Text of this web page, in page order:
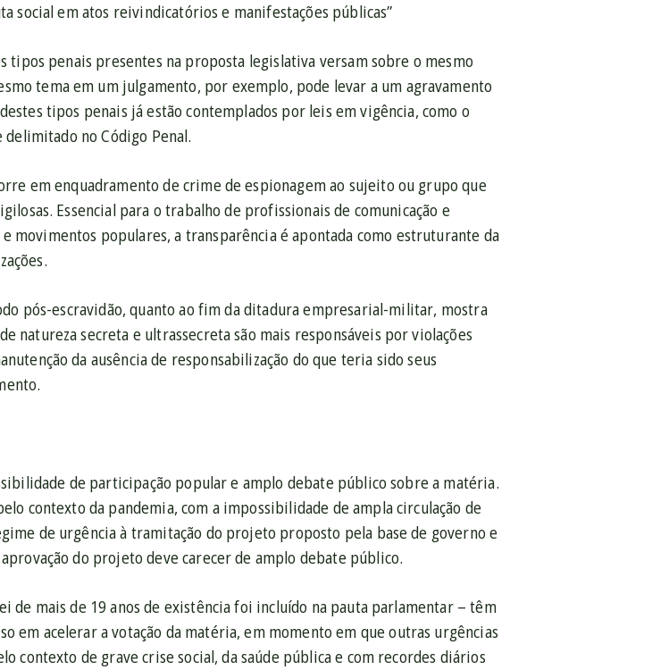
social em atos reivindicatórios e manifestações públicas”
tipos penais presentes na proposta legislativa versam sobre o mesmo
tema em um julgamento, por exemplo, pode levar a um agravamento
tipos penais já estão contemplados por leis em vigência, como o
no Código Penal.
em enquadramento de crime de espionagem ao sujeito ou grupo que
Essencial para o trabalho de profissionais de comunicação e
movimentos populares, a transparência é apontada como estruturante da
pós-escravidão, quanto ao fim da ditadura empresarial-militar, mostra
natureza secreta e ultrassecreta são mais responsáveis por violações
da ausência de responsabilização do que teria sido seus
de participação popular e amplo debate público sobre a matéria.
contexto da pandemia, com a impossibilidade de ampla circulação de
de urgência à tramitação do projeto proposto pela base de governo e
do projeto deve carecer de amplo debate público.
de mais de 19 anos de existência foi incluído na pauta parlamentar – têm
em acelerar a votação da matéria, em momento em que outras urgências
contexto de grave crise social, da saúde pública e com recordes diários